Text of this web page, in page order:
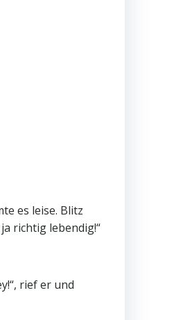
es leise. Blitz
richtig lebendig!“
rief er und